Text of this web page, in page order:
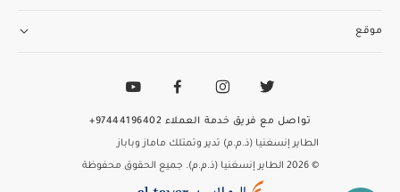
موقع
الطاير إنسغنيا (ذ.م.م) تدير وتمتلك ماماز وباباز
© 2026 الطاير إنسغنيا (ذ.م.م). جميع الحقوق محفوظة
تواصل مع فريق خدمة العملاء 97444196402+